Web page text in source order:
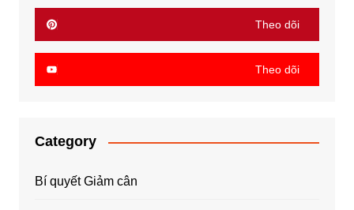
Theo dõi
Theo dõi
Category
Bí quyết Giảm cân